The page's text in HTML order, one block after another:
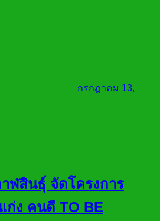
กรกฎาคม 13,
ฬสินธุ์ จัดโครงการ
ก่ง คนดี TO BE